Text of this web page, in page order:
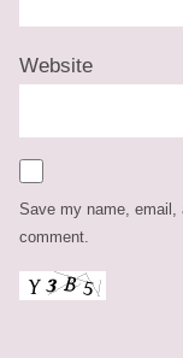
Website
Save my name, email,
comment.